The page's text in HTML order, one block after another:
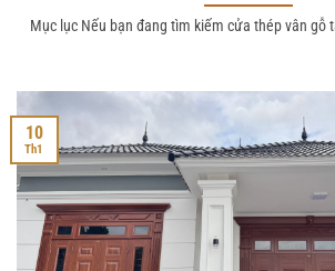
Mục lục Nếu bạn đang tìm kiếm cửa thép vân gỗ
10
Th1